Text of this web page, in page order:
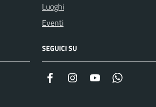
Luoghi
Eventi
SEGUICI SU
Facebook InstagramYouTube